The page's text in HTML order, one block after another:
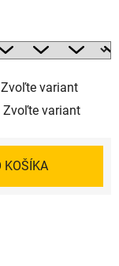
Zvoľte variant
Zvoľte variant
KOŠÍKA